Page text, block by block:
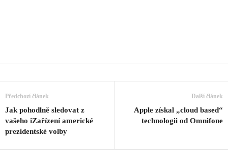
Předchozí článek
Jak pohodlně sledovat z
vašeho iZařízení americké
prezidentské volby
Další článek
Apple získal „cloud based“
technologii od Omnifone